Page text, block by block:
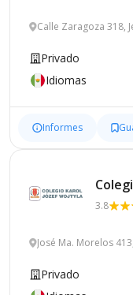
Calle Zaragoza 318,
Privado
Idiomas
Informes
3.8
José Ma. Morelos
Privado